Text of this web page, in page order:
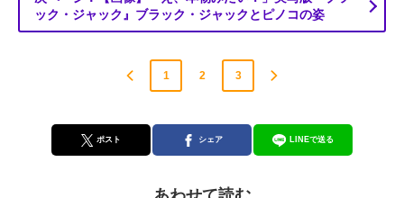
ック・ジャック』ブラック・ジャックとピノコの姿
1 2 3
ポスト シェア LINEで送る